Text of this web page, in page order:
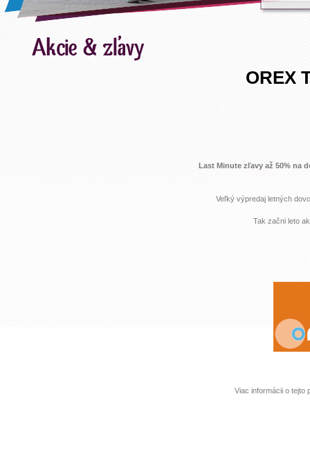
OREX
Last Minute zľavy až 50% na
Veľký výpredaj letných
Tak začni leto
Viac informácii o